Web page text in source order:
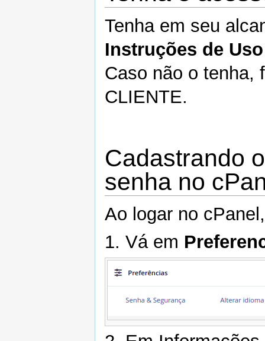
Tenha em seu
Instruções de Uso
Caso não o tenha,
CLIENTE.
Cadastrando
senha no
Ao logar no
1. Vá em